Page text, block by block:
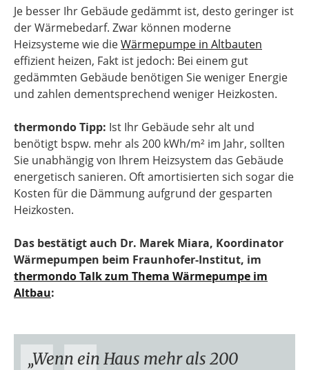
Je besser Ihr Gebäude gedämmt ist, desto geringer ist
der Wärmebedarf. Zwar können moderne
Heizsysteme wie dieWärmepumpe in Altbauten
effizient heizen, Fakt ist jedoch: Bei einem gut
gedämmten Gebäude benötigen Sie weniger Energie
und zahlen dementsprechend weniger Heizkosten.
thermondo Tipp: Ist Ihr Gebäude sehr alt und
benötigt bspw. mehr als 200 kWh/m² im Jahr, sollten
Sie unabhängig von Ihrem Heizsystem das Gebäude
energetisch sanieren. Oft amortisierten sich sogar die
Kosten für die Dämmung aufgrund der gesparten
Heizkosten.
Das bestätigt auch Dr. Marek Miara, Koordinator
Wärmepumpen beim Fraunhofer-Institut, im
thermondo Talk zum Thema Wärmepumpe im
Altbau:
Wenn ein Haus mehr als 200